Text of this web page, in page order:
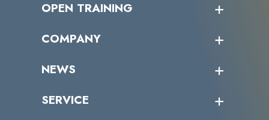
OPEN TRAINING
受講者の声
COMPANY
トップメッセージ
ミッション／ビジョン
NEWS
サイバーニュース
SERVICE